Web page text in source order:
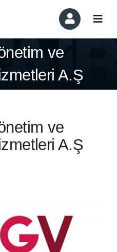
Üyeler
TR
ve
A.Ş
ve
A.Ş